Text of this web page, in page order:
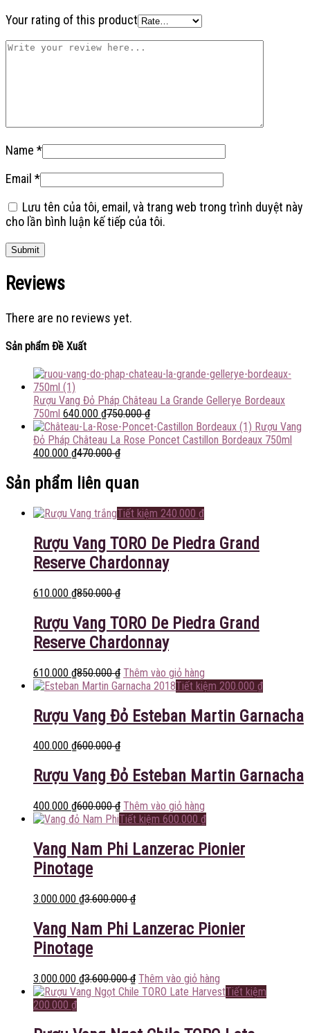
Your rating of this product
Name *
Email *
Lưu tên của tôi, email, và trang web trong trình duyệt này
cho lần bình luận kế tiếp của tôi.
Reviews
There are no reviews yet.
Sản phẩm Đề Xuất
Rượu Vang Đỏ Pháp Château La Grande Gellerye Bordeaux
750ml 640.000 ₫750.000₫
Rượu Vang
Đỏ Pháp Château La Rose Poncet Castillon Bordeaux 750ml
400.000 ₫470.000₫
Sản phẩm liên quan
Tiết kiệm 240.000 ₫
Rượu Vang TORO De Piedra Grand
Reserve Chardonnay
610.000 ₫850.000₫
Rượu Vang TORO De Piedra Grand
Reserve Chardonnay
610.000 ₫850.000₫ Thêm vào giỏ hàng
Tiết kiệm 200.000 ₫
Rượu Vang Đỏ Esteban Martin Garnacha
400.000 ₫600.000₫
Rượu Vang Đỏ Esteban Martin Garnacha
400.000 ₫600.000₫ Thêm vào giỏ hàng
Tiết kiệm 600.000 ₫
Vang Nam Phi Lanzerac Pionier
Pinotage
3.000.000 ₫3.600.000₫
Vang Nam Phi Lanzerac Pionier
Pinotage
3.000.000 ₫3.600.000₫ Thêm vào giỏ hàng
Tiết kiệm
200.000 ₫